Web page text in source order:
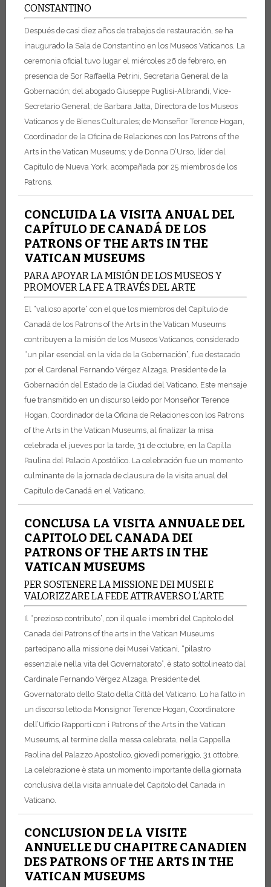
CONSTANTINO
Después de casi diez años de trabajos de restauración, se ha
inaugurado la Sala de Constantino en los Museos Vaticanos. La
ceremonia oficial tuvo lugar el miércoles 26 de febrero, en
presencia de Sor Raffaella Petrini, Secretaria General de la
Gobernación; del abogado Giuseppe Puglisi-Alibrandi, Vice-
Secretario General; de Barbara Jatta, Directora de los Museos
Vaticanos y de Bienes Culturales; de Monseñor Terence Hogan,
Coordinador de la Oficina de Relaciones con los Patrons of the
Arts in the Vatican Museums; y de Donna D’Urso, líder del
Capítulo de Nueva York, acompañada por 25 miembros de los
Patrons.
CONCLUIDA LA VISITA ANUAL DEL
CAPÍTULO DE CANADÁ DE LOS
PATRONS OF THE ARTS IN THE
VATICAN MUSEUMS
PARA APOYAR LA MISIÓN DE LOS MUSEOS Y
PROMOVER LA FE A TRAVÉS DEL ARTE
El “valioso aporte” con el que los miembros del Capítulo de
Canadá de los Patrons of the Arts in the Vatican Museums
contribuyen a la misión de los Museos Vaticanos, considerado
“un pilar esencial en la vida de la Gobernación”, fue destacado
por el Cardenal Fernando Vérgez Alzaga, Presidente de la
Gobernación del Estado de la Ciudad del Vaticano. Este mensaje
fue transmitido en un discurso leído por Monseñor Terence
Hogan, Coordinador de la Oficina de Relaciones con los Patrons
of the Arts in the Vatican Museums, al finalizar la misa
celebrada el jueves por la tarde, 31 de octubre, en la Capilla
Paulina del Palacio Apostólico. La celebración fue un momento
culminante de la jornada de clausura de la visita anual del
Capítulo de Canadá en el Vaticano.
CONCLUSA LA VISITA ANNUALE DEL
CAPITOLO DEL CANADA DEI
PATRONS OF THE ARTS IN THE
VATICAN MUSEUMS
PER SOSTENERE LA MISSIONE DEI MUSEI E
VALORIZZARE LA FEDE ATTRAVERSO L’ARTE
Il “prezioso contributo”, con il quale i membri del Capitolo del
Canada dei Patrons of the arts in the Vatican Museums
partecipano alla missione dei Musei Vaticani, “pilastro
essenziale nella vita del Governatorato”, è stato sottolineato dal
Cardinale Fernando Vérgez Alzaga, Presidente del
Governatorato dello Stato della Città del Vaticano. Lo ha fatto in
un discorso letto da Monsignor Terence Hogan, Coordinatore
dell’Ufficio Rapporti con i Patrons of the Arts in the Vatican
Museums, al termine della messa celebrata, nella Cappella
Paolina del Palazzo Apostolico, giovedì pomeriggio, 31 ottobre.
La celebrazione è stata un momento importante della giornata
conclusiva della visita annuale del Capitolo del Canada in
Vaticano.
CONCLUSION DE LA VISITE
ANNUELLE DU CHAPITRE CANADIEN
DES PATRONS OF THE ARTS IN THE
VATICAN MUSEUMS